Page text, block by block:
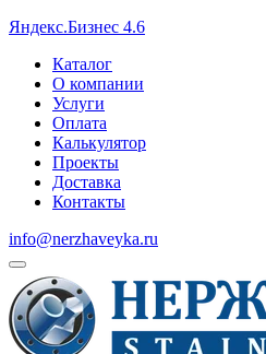
Яндекс.Бизнес 4.6
Каталог
О компании
Услуги
Оплата
Калькулятор
Проекты
Доставка
Контакты
info@nerzhaveyka.ru